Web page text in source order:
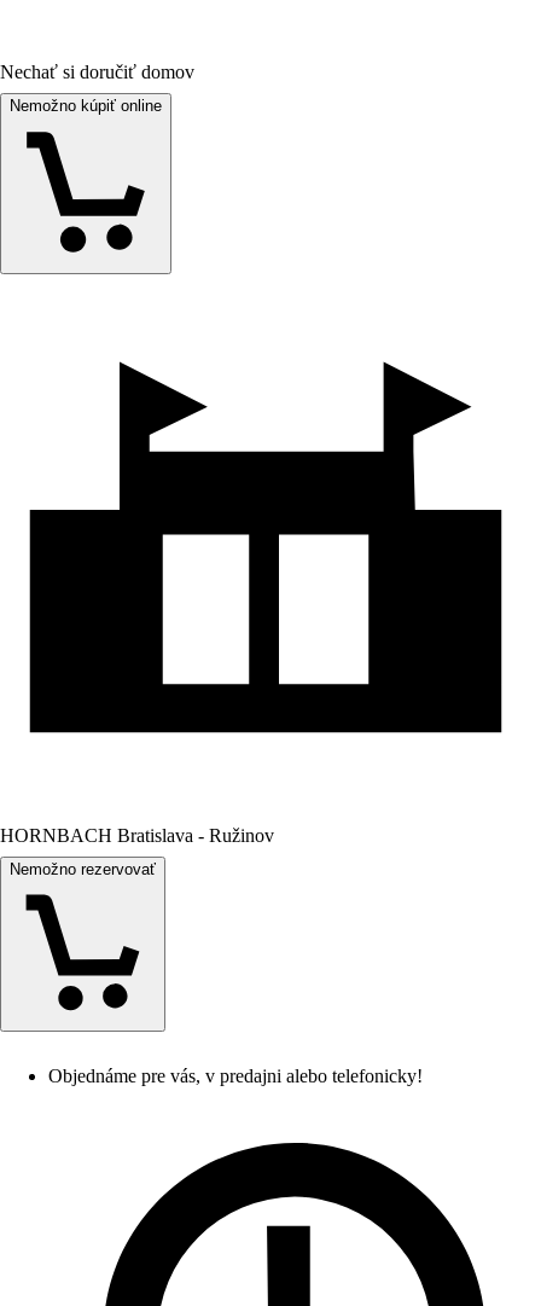
Nechať si doručiť domov
Nemožno kúpiť online
HORNBACH Bratislava - Ružinov
Nemožno rezervovať
Objednáme pre vás, v predajni alebo telefonicky!